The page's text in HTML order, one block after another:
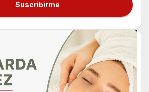
Suscribirme